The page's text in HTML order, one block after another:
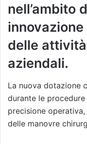
nell’ambito
delle
aziendali.
La nuova dotazione
durante le
precisione
delle manovre